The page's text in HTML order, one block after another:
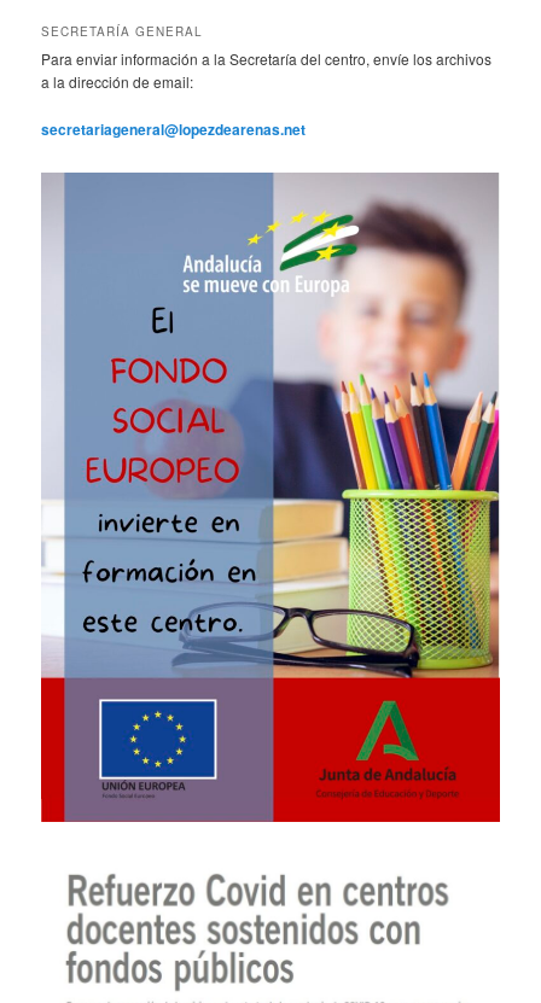
SECRETARÍA GENERAL
Para enviar información a la Secretaría del centro, envíe los archivos
a la dirección de email:
secretariageneral@lopezdearenas.net